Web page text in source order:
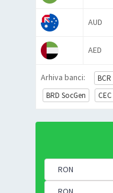
AUD
AED
Arhiva banci: BCR
BRD SocGen
CEC